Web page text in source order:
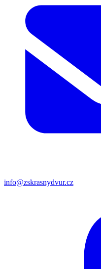
info@zskrasnydvur.cz